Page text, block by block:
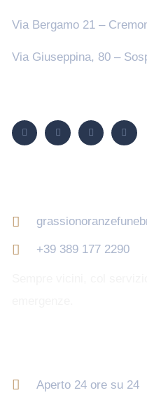
Via Bergamo 21 –
Via Giuseppina, 80 –
+39 389 177 2290
Aperto 24 ore su 24